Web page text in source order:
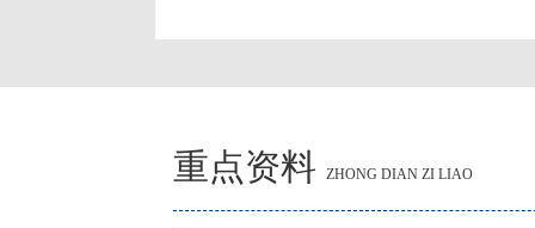
重点资料 ZHONG DIAN ZI LIAO